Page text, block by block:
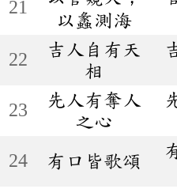
21
以蠡測海
22
吉人自有天
相
23
先人有奪人
之心
24
有口皆歌頌